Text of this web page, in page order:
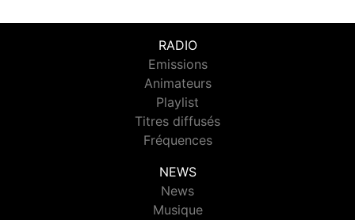
RADIO
Emissions
Animateurs
Playlist
Titres diffusés
Fréquences
NEWS
News
Musique